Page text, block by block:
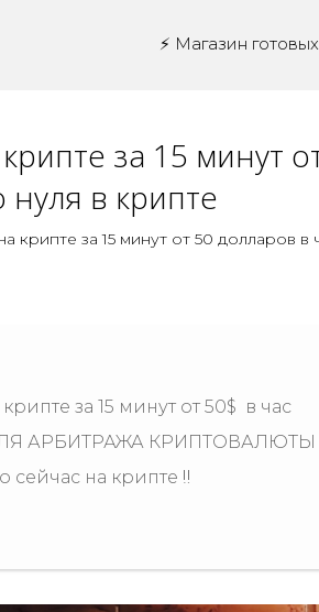
⚡ Магазин
за 15 минут
нуля в крипте
крипте за 15 минут от 50 долларов
за 15 минут от 50$ в час
АРБИТРАЖА КРИПТОВАЛЮТЫ
сейчас на крипте ‼️